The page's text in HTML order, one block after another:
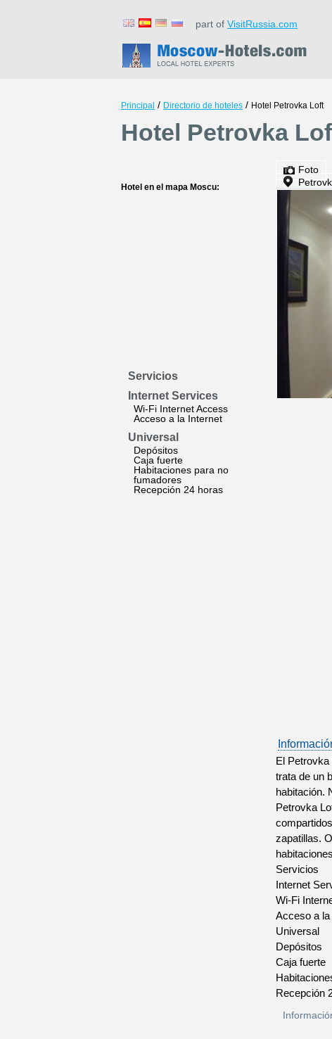
part of VisitRussia.com
Principal / Directorio de hoteles / Hotel Petrovka Loft
Hotel Petrovka
Hotel en el mapa Moscu:
Servicios
Internet Services
Wi-Fi Internet Access
Acceso a la Internet
Universal
Depósitos
Caja fuerte
Habitaciones para no
fumadores
Recepción 24 horas
Foto
El Petrovka
trata de un
habitación.
Petrovka
zapatillas.
Servicios
Internet
Wi-Fi
Acceso a la
Universal
Depósitos
Caja fuerte
Recepción